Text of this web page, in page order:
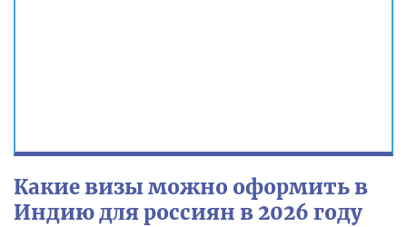
Какие визы можно оформить в
Индию для россиян в 2026 году